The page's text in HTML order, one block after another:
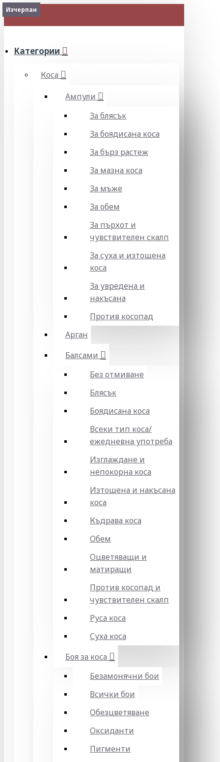
МЕНЮ
Категории
Коса
Ампули
За блясък
За боядисана коса
За бърз растеж
За мазна коса
За мъже
За обем
За пърхот и
чувствителен скалп
За суха и изтощена
коса
За увредена и
накъсана
Против косопад
Арган
Балсами
Без отмиване
Блясък
Боядисана коса
Всеки тип коса/
ежедневна употреба
Изглаждане и
непокорна коса
Изтощена и накъсана
коса
Къдрава коса
Обем
Оцветяващи и
матиращи
Против косопад и
чувствителен скалп
Руса коса
Суха коса
Боя за коса
Безамонячни бои
Всички бои
Обезцветяване
Оксиданти
Пигменти
Наличен
Изчерпан